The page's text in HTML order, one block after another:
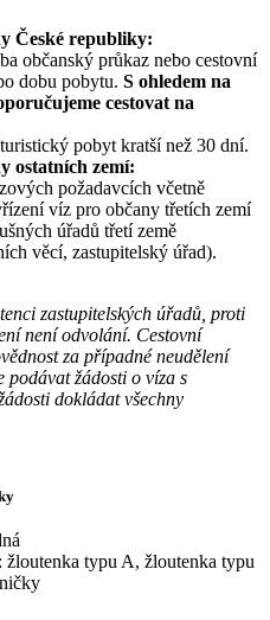
České republiky:
občanský průkaz nebo cestovní
dobu pobytu. S ohledem na
cestovat na
pobyt kratší než 30 dní.
ostatních zemí:
požadavcích včetně
víz pro občany třetích zemí
úřadů třetí země
věcí, zastupitelský úřad).
zastupitelských úřadů, proti
není odvolání. Cestovní
za případné neudělení
žádosti o víza s
dokládat všechny
typu A, žloutenka typu